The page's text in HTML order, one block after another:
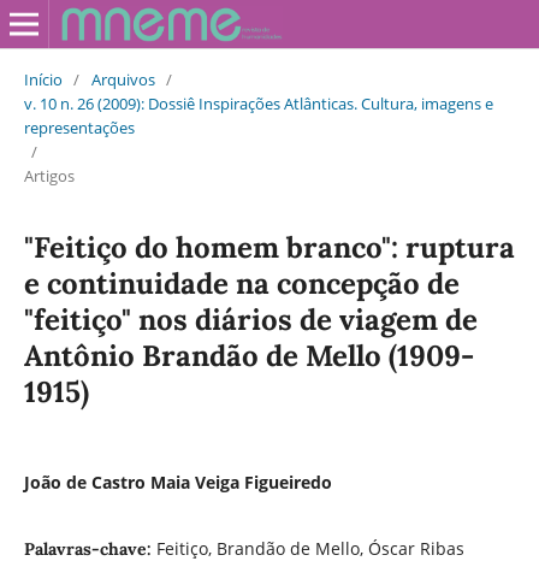
Início / Arquivos /
v. 10 n. 26 (2009): Dossiê Inspirações Atlânticas. Cultura, imagens e
representações
/
Artigos
"Feitiço do homem branco": ruptura
e continuidade na concepção de
"feitiço" nos diários de viagem de
Antônio Brandão de Mello (1909-
1915)
João de Castro Maia Veiga Figueiredo
Palavras-chave: Feitiço, Brandão de Mello, Óscar Ribas